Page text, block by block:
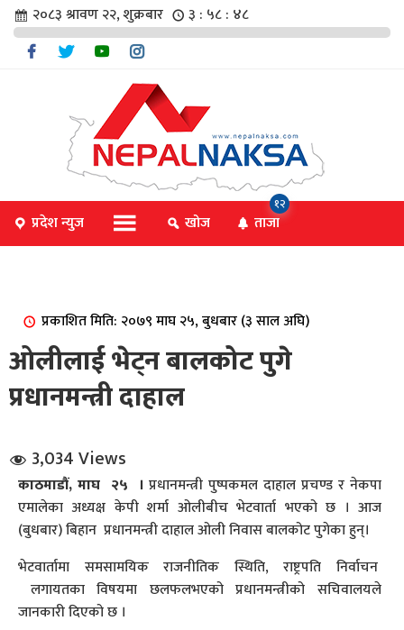
संवाद
२०८३ श्रावण २२, शुक्रबार ३ : ५८ : ४९
प्रदेश न्युज खोज ताजा
१२
प्रकाशित मिति: २०७९ माघ २५, बुधबार (३ साल अघि)
ओलीलाई भेट्न बालकोट पुगे
प्रधानमन्त्री दाहाल
3,034 Views
काठमाडौं, माघ २५ ।प्रधानमन्त्री पुष्पकमल दाहाल प्रचण्ड र नेकपा
एमालेका अध्यक्ष केपी शर्मा ओलीबीच भेटवार्ता भएको छ । आज
(बुधबार) बिहान प्रधानमन्त्री दाहाल ओली निवास बालकोट पुगेका हुन्।
भेटवार्तामा समसामयिक राजनीतिक स्थिति, राष्ट्रपति निर्वाचन
लगायतका विषयमा छलफलभएको प्रधानमन्त्रीको सचिवालयले
जानकारी दिएको छ ।